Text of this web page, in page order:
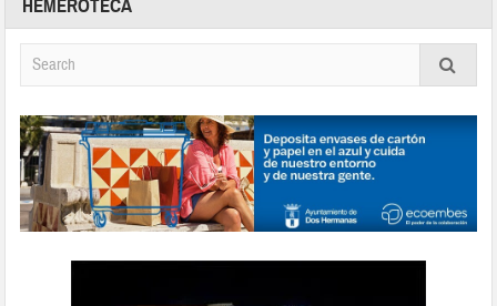
HEMEROTECA